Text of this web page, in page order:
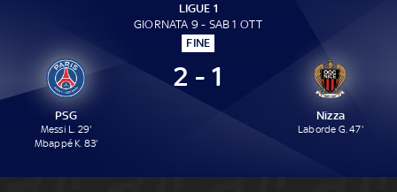
LIGUE 1
GIORNATA 9 - SAB 1 OTT
FINE
PSG
Messi L. 29'
Mbappé K. 83'
2 - 1
Nizza
Laborde G. 47'